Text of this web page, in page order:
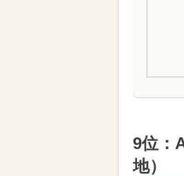
9位：
地）